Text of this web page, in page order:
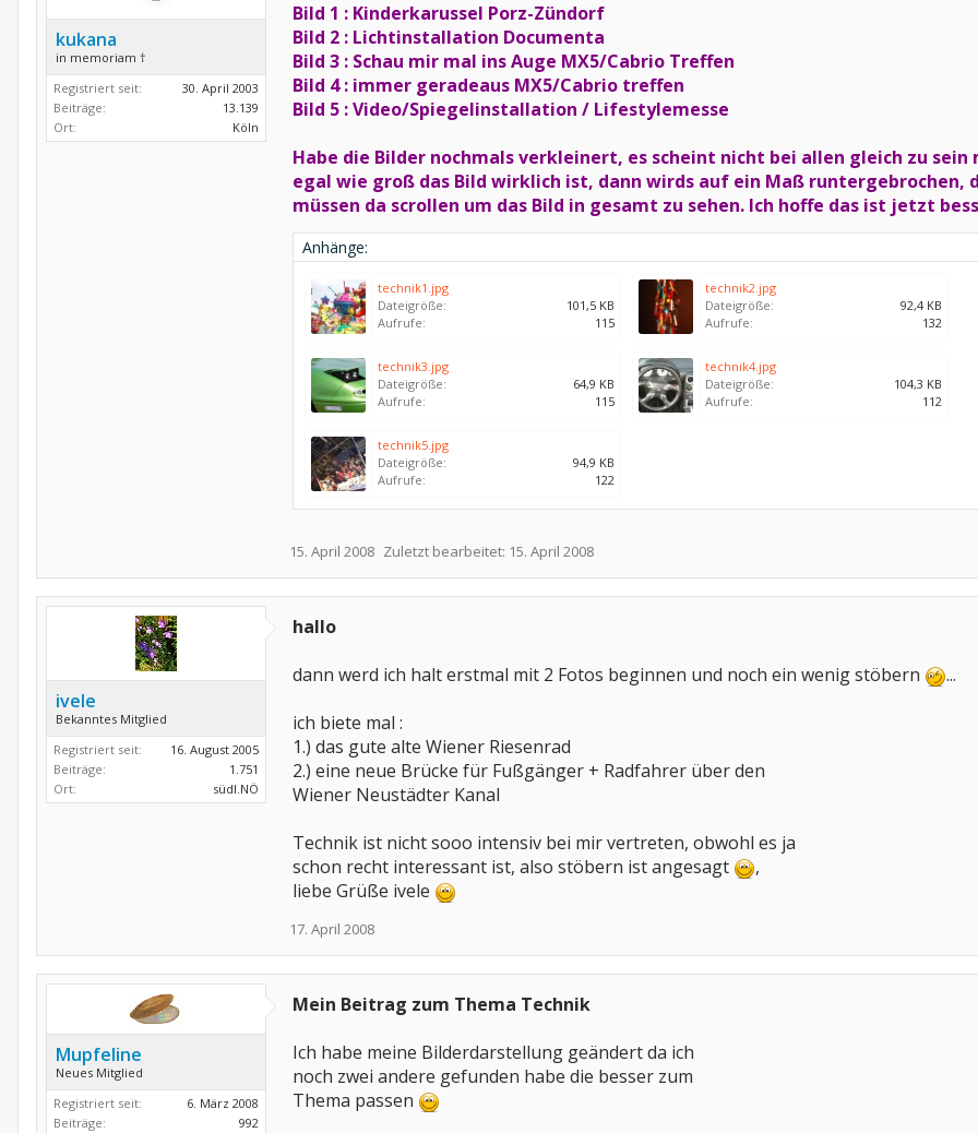
kukana
in memoriam †
Registriert seit:
30. April 2003
Beiträge:
13.139
Ort:
Köln
Bild 1 : Kinderkarussel Porz-Zündorf
Bild 2 : Lichtinstallation Documenta
Bild 3 : Schau mir mal ins Auge MX5/Cabrio Treffen
Bild 4 : immer geradeaus MX5/Cabrio treffen
Bild 5 : Video/Spiegelinstallation / Lifestylemesse
Habe die Bilder nochmals verkleinert, es scheint nicht bei allen gleich zu
egal wie groß das Bild wirklich ist, dann wirds auf ein Maß runtergebrochen,
müssen da scrollen um das Bild in gesamt zu sehen. Ich hoffe das ist jetzt
Anhänge:
technik1.jpg
Dateigröße:
101,5 KB
Aufrufe:
115
technik2.jpg
Dateigröße:
92,4 KB
Aufrufe:
132
technik3.jpg
Dateigröße:
64,9 KB
Aufrufe:
115
technik4.jpg
Dateigröße:
104,3 KB
Aufrufe:
112
technik5.jpg
Dateigröße:
94,9 KB
Aufrufe:
122
15. April 2008 Zuletzt bearbeitet: 15. April 2008
ivele
Bekanntes Mitglied
Registriert seit:
16. August 2005
Beiträge:
1.751
Ort:
südl.NÖ
hallo
dann werd ich halt erstmal mit 2 Fotos beginnen und noch ein wenig stöbern
...
ich biete mal :
1.) das gute alte Wiener Riesenrad
2.) eine neue Brücke für Fußgänger + Radfahrer über den
Wiener Neustädter Kanal
Technik ist nicht sooo intensiv bei mir vertreten, obwohl es ja
schon recht interessant ist, also stöbern ist angesagt
,
liebe Grüße ivele
17. April 2008
Mupfeline
Neues Mitglied
Registriert seit:
6. März 2008
Beiträge:
992
Mein Beitrag zum Thema Technik
Ich habe meine Bilderdarstellung geändert da ich
noch zwei andere gefunden habe die besser zum
Thema passen